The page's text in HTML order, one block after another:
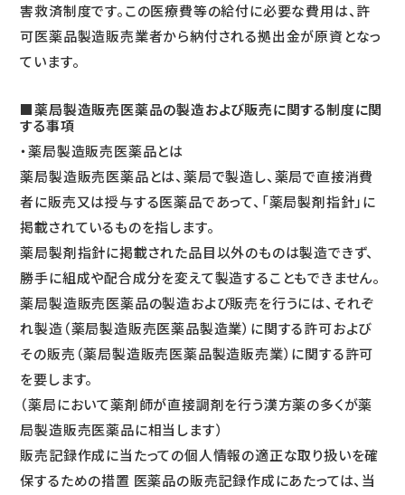
害救済制度です。この医療費等の給付に必要な費用は、許
可医薬品製造販売業者から納付される拠出金が原資となっ
ています。
■薬局製造販売医薬品の製造および販売に関する制度に関
する事項
・薬局製造販売医薬品とは
薬局製造販売医薬品とは、薬局で製造し、薬局で直接消費
者に販売又は授与する医薬品であって、「薬局製剤指針」に
掲載されているものを指します。
薬局製剤指針に掲載された品目以外のものは製造できず、
勝手に組成や配合成分を変えて製造することもできません。
薬局製造販売医薬品の製造および販売を行うには、それぞ
れ製造（薬局製造販売医薬品製造業）に関する許可および
その販売（薬局製造販売医薬品製造販売業）に関する許可
を要します。
（薬局において薬剤師が直接調剤を行う漢方薬の多くが薬
局製造販売医薬品に相当します）
販売記録作成に当たっての個人情報の適正な取り扱いを確
保するための措置 医薬品の販売記録作成にあたっては、当